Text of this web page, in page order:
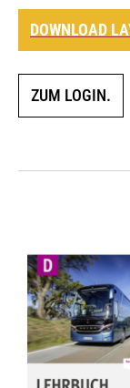
DOWNLOAD
ZUM LOGIN.